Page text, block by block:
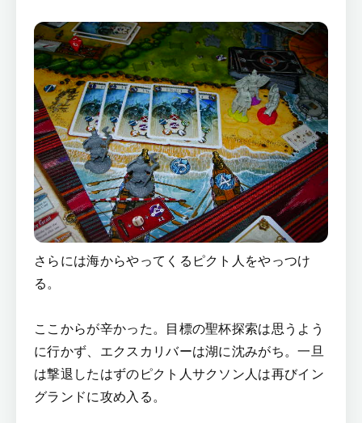
さらには海からやってくるピクト人をやっつけ
る。
ここからが辛かった。目標の聖杯探索は思うよう
に行かず、エクスカリバーは湖に沈みがち。一旦
は撃退したはずのピクト人サクソン人は再びイン
グランドに攻め入る。